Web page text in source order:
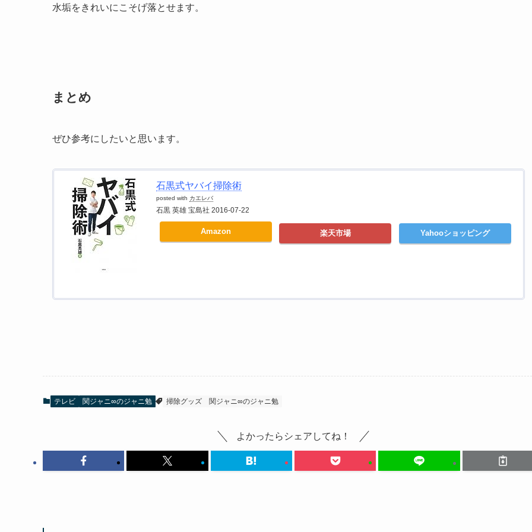
水垢をきれいにこそげ落とせます。
まとめ
ぜひ参考にしたいと思います。
石黒式ヤバイ掃除術
posted with カエレバ
石黒 英雄 宝島社 2016-07-22
Amazon 楽天市場 Yahooショッピング
テレビ 関ジャニ∞のジャニ勉 掃除グッズ 関ジャニ∞のジャニ勉
よかったらシェアしてね！